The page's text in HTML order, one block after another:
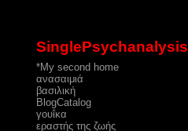
SinglePsychanalysis
*My second home
ανασαιμιά
βασιλική
ΒlogCatalog
γουΐκα
εραστής της ζωής